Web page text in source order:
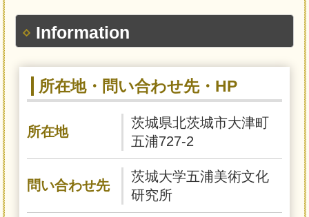
Information
所在地・問い合わせ先・HP
所在地
茨城県北茨城市大津町
五浦727-2
問い合わせ先
茨城大学五浦美術文化
研究所